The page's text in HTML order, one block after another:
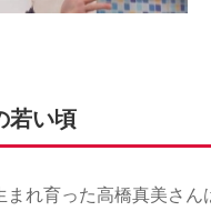
若い頃
まれ育った高橋真美さ